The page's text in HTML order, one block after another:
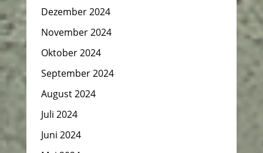
Dezember 2024
November 2024
Oktober 2024
September 2024
August 2024
Juli 2024
Juni 2024